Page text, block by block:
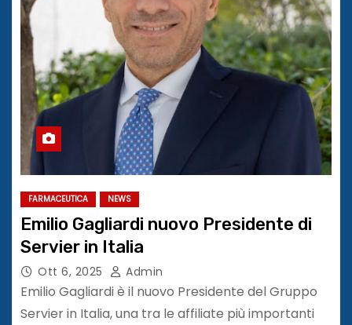
FARMACEUTICA NEWS
Emilio Gagliardi nuovo Presidente di
Servier in Italia
Ott 6, 2025 Admin
Emilio Gagliardi è il nuovo Presidente del Gruppo
Servier in Italia, una tra le affiliate più importanti